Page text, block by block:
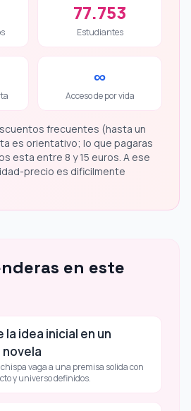
77.753
Estudiantes
∞
Acceso de por vida
frecuentes (hasta un
es orientativo; lo que pagaras
esta entre 8 y 15 euros. A ese
precio es dificilmente
en este
idea inicial en un
vaga a una premisa solida con
y universo definidos.